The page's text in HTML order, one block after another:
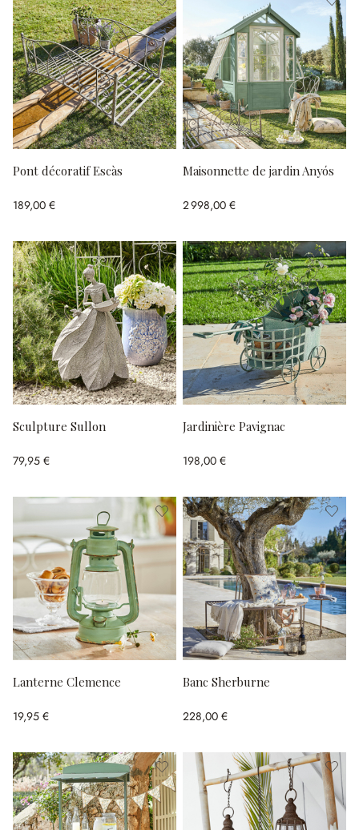
Pont décoratif Escàs
189,00 €
Maisonnette de jardin Anyós
2 998,00 €
Sculpture Sullon
79,95 €
Jardinière Pavignac
198,00 €
Lanterne Clemence
19,95 €
Banc Sherburne
228,00 €